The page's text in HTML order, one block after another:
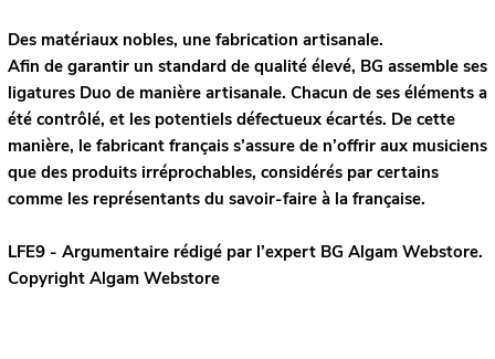
Des matériaux nobles, une fabrication artisanale.
Afin de garantir un standard de qualité élevé, BG assemble ses
ligatures Duo de manière artisanale. Chacun de ses éléments a
été contrôlé, et les potentiels défectueux écartés. De cette
manière, le fabricant français s’assure de n’offrir aux musiciens
que des produits irréprochables, considérés par certains
comme les représentants du savoir-faire à la française.
LFE9 - Argumentaire rédigé par l’expert BG Algam Webstore.
Copyright Algam Webstore